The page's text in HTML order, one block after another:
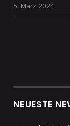
5. März 2024
NEUESTE